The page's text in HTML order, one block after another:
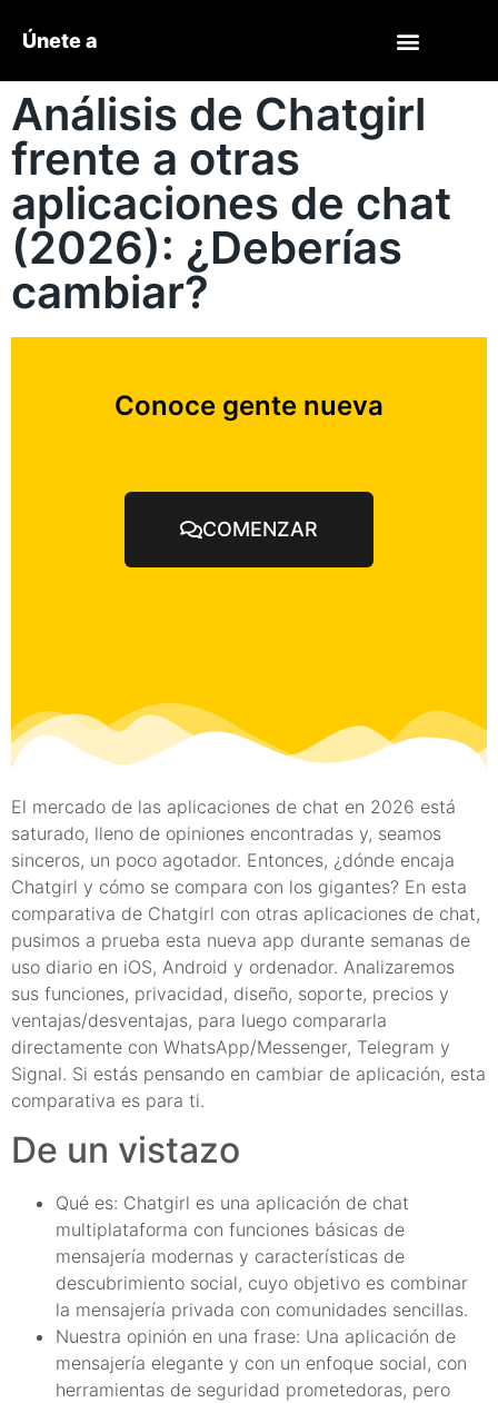
Únete a
Análisis de Chatgirl
frente a otras
aplicaciones de chat
(2026): ¿Deberías
cambiar?
Conoce gente nueva
COMENZAR
El mercado de las aplicaciones de chat en 2026 está
saturado, lleno de opiniones encontradas y, seamos
sinceros, un poco agotador. Entonces, ¿dónde encaja
Chatgirl y cómo se compara con los gigantes? En esta
comparativa de Chatgirl con otras aplicaciones de chat,
pusimos a prueba esta nueva app durante semanas de
uso diario en iOS, Android y ordenador. Analizaremos
sus funciones, privacidad, diseño, soporte, precios y
ventajas/desventajas, para luego compararla
directamente con WhatsApp/Messenger, Telegram y
Signal. Si estás pensando en cambiar de aplicación, esta
comparativa es para ti.
De un vistazo
Qué es: Chatgirl es una aplicación de chat
multiplataforma con funciones básicas de
mensajería modernas y características de
descubrimiento social, cuyo objetivo es combinar
la mensajería privada con comunidades sencillas.
Nuestra opinión en una frase: Una aplicación de
mensajería elegante y con un enfoque social, con
herramientas de seguridad prometedoras, pero